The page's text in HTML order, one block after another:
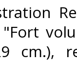
"Fort
cm.),